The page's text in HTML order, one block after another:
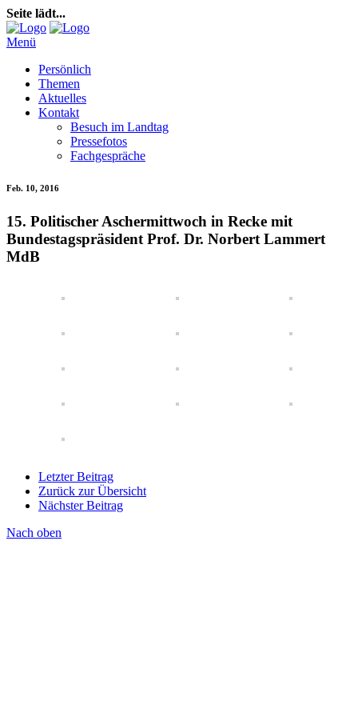
Seite lädt...
Menü
Persönlich
Themen
Aktuelles
Kontakt
Besuch im Landtag
Pressefotos
Fachgespräche
Feb. 10, 2016
15. Politischer Aschermittwoch in Recke mit
Bundestagspräsident Prof. Dr. Norbert Lammert
MdB
Letzter Beitrag
Zurück zur Übersicht
Nächster Beitrag
Nach oben